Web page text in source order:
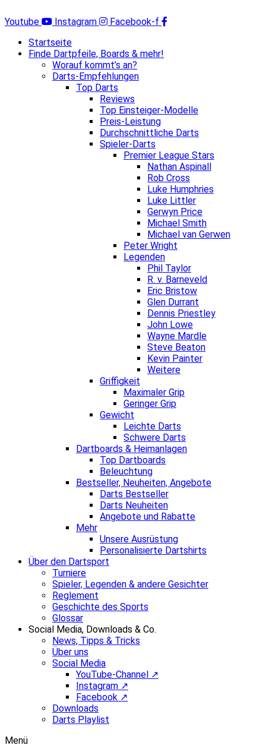
Inhalt
Youtube Instagram
Facebook-f
Startseite
Finde Dartpfeile, Boards & mehr!
Worauf kommt’s an?
Darts-Empfehlungen
Top Darts
Reviews
Top Einsteiger-Modelle
Preis-Leistung
Durchschnittliche Darts
Spieler-Darts
Premier League Stars
Nathan Aspinall
Rob Cross
Luke Humphries
Luke Littler
Gerwyn Price
Michael Smith
Michael van Gerwen
Peter Wright
Legenden
Phil Taylor
R. v. Barneveld
Eric Bristow
Glen Durrant
Dennis Priestley
John Lowe
Wayne Mardle
Steve Beaton
Kevin Painter
Weitere
Griffigkeit
Maximaler Grip
Geringer Grip
Gewicht
Leichte Darts
Schwere Darts
Dartboards & Heimanlagen
Top Dartboards
Beleuchtung
Bestseller, Neuheiten, Angebote
Darts Bestseller
Darts Neuheiten
Angebote und Rabatte
Mehr
Unsere Ausrüstung
Personalisierte Dartshirts
Über den Dartsport
Turniere
Spieler, Legenden & andere Gesichter
Reglement
Geschichte des Sports
Glossar
Social Media, Downloads & Co.
News, Tipps & Tricks
Über uns
Social Media
YouTube-Channel ↗
Instagram ↗
Facebook ↗
Downloads
Darts Playlist
Menü